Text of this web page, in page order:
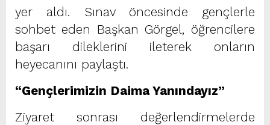
yer aldı. Sınav öncesinde gençlerle
sohbet eden Başkan Görgel, öğrencilere
başarı dileklerini ileterek onların
heyecanını paylaştı.
“Gençlerimizin Daima Yanındayız”
Ziyaret sonrası değerlendirmelerde